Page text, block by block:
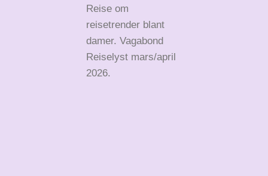
Reise om
reisetrender blant
damer. Vagabond
Reiselyst mars/april
2026.